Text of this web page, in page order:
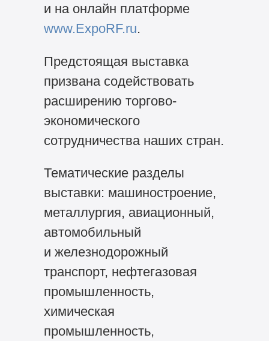
и на онлайн платформе
www.ExpoRF.ru.
Предстоящая выставка
призвана содействовать
расширению торгово-
экономического
сотрудничества наших стран.
Тематические разделы
выставки: машиностроение,
металлургия, авиационный,
автомобильный
и железнодорожный
транспорт, нефтегазовая
промышленность,
химическая
промышленность,